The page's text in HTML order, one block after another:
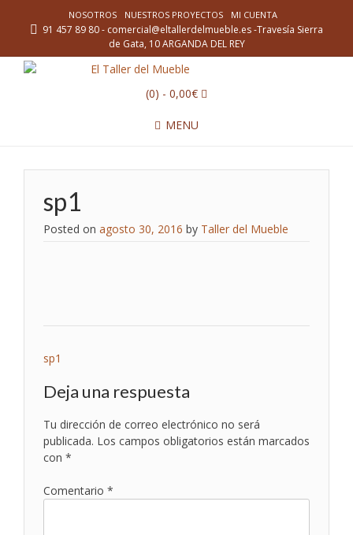
NOSOTROS NUESTROS PROYECTOS MI CUENTA
91 457 89 80 - comercial@eltallerdelmueble.es -Travesía Sierra
de Gata, 10 ARGANDA DEL REY
(0) - 0,00€
MENU
sp1
Posted on agosto 30, 2016 by Taller del Mueble
Navegación
de
entradas
sp1
Deja una respuesta
Tu dirección de correo electrónico no será
publicada. Los campos obligatorios están marcados
con *
Comentario *